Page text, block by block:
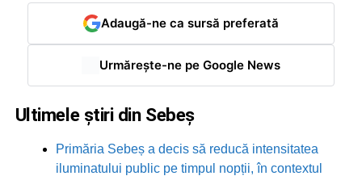
Adaugă-ne ca sursă preferată
Urmărește-ne pe Google News
Ultimele știri din Sebeș
Primăria Sebeș a decis să reducă intensitatea
iluminatului public pe timpul nopții, în contextul